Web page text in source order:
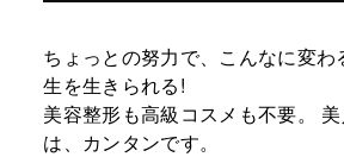
ちょっとの努力で、こんなに変わ
生を生きられる!
美容整形も高級コスメも不要。
は、カンタンです。